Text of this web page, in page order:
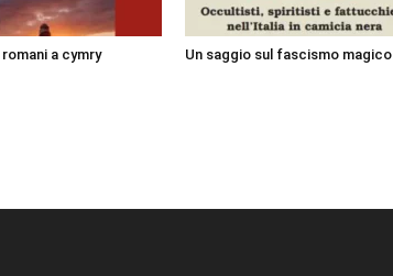
a cymry Un saggio sul fascismo magico